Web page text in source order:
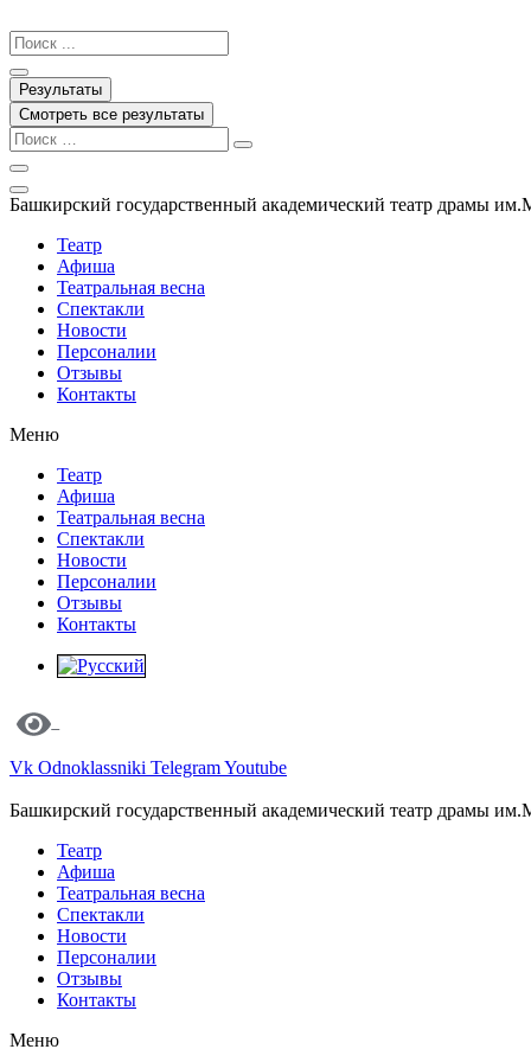
к
содержимому
Search
...
Результаты
Смотреть все результаты
Башкирский государственный академический театр драмы
Театр
Афиша
Театральная весна
Спектакли
Новости
Персоналии
Отзывы
Контакты
Меню
Театр
Афиша
Театральная весна
Спектакли
Новости
Персоналии
Отзывы
Контакты
Vk Odnoklassniki TelegramYoutube
Башкирский государственный академический театр драмы
Театр
Афиша
Театральная весна
Спектакли
Новости
Персоналии
Отзывы
Контакты
Меню